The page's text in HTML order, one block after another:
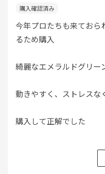
今年プロたちも来ておら
るため購入
綺麗なエメラルドグリー
動きやすく、ストレスな
購入して正解でした